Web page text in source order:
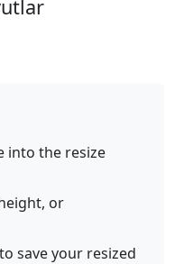
into the resize
or
save your resized